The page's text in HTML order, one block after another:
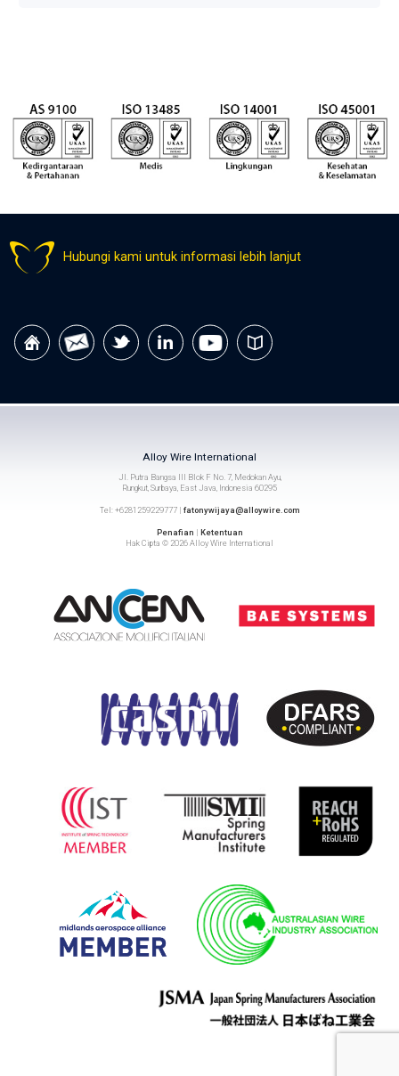
Hubungi kami untuk informasi lebih lanjut
Alloy Wire International
Jl. Putra Bangsa III Blok F No. 7, Medokan Ayu,
Rungkut, Surbaya, East Java, Indonesia 60295
Tel: +6281259229777 | fatonywijaya@alloywire.com
Penafian | Ketentuan
Hak Cipta © 2026 Alloy Wire International